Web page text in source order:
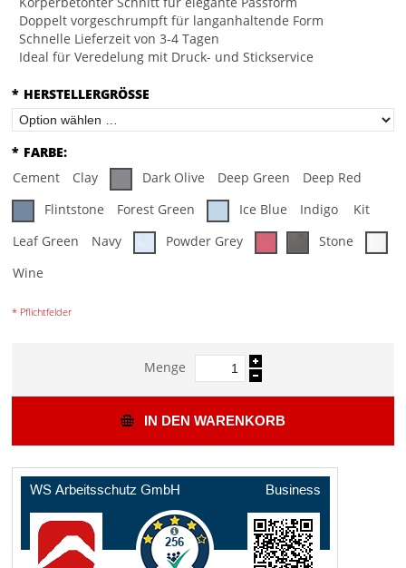
Doppelt vorgeschrumpft für langanhaltende Form
Schnelle Lieferzeit von 3-4 Tagen
Ideal für Veredelung mit Druck- und Stickservice
* HERSTELLERGRÖSSE
* FARBE:
Cement
Clay Dark Olive Deep Green
Deep Red
Flintstone
Forest Green Ice Blue Indigo
Kit
Leaf Green
Navy Powder Grey
Stone
Wine
* Pflichtfelder
Menge
IN DEN WARENKORB